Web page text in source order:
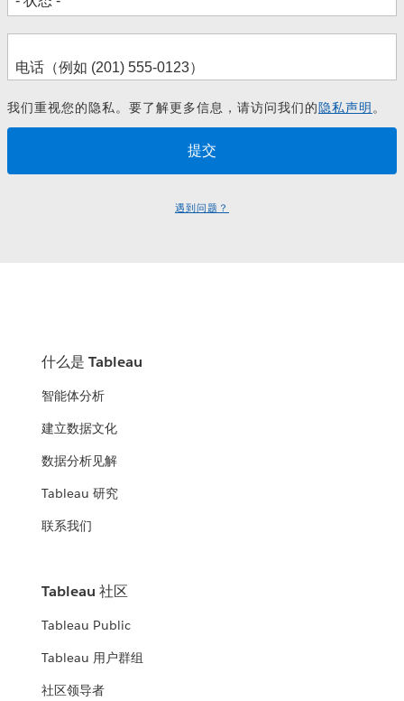
我们重视您的隐私。要了解更多信息，请访问我们的隐私声明。
遇到问题？
什么是 Tableau
智能体分析
建立数据文化
数据分析见解
Tableau 研究
联系我们
Tableau 社区
Tableau Public
Tableau 用户群组
社区领导者